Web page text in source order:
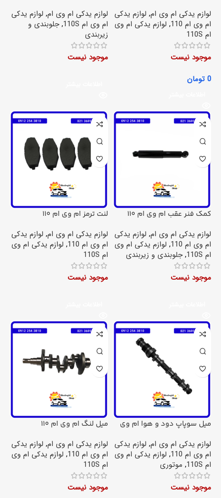
لوازم یدکی ام وی ام, لوازم یدکی
ام وی ام 110
, لوازم یدکی ام وی
ام 110S
موجود نیست
0 تومان
لوازم یدکی ام وی ام, لوازم یدکی
ام وی ام 110S
,جلوبندی و
زیربندی
موجود نیست
کمک فنر عقب ام وی ام 110
لوازم یدکی ام وی ام, لوازم یدکی
ام وی ام 110
, لوازم یدکی ام وی
ام 110S
,جلوبندی و زیربندی
موجود نیست
لنت ترمز ام وی ام 110
لوازم یدکی ام وی ام, لوازم یدکی
ام وی ام 110
, لوازم یدکی ام وی
ام 110S
موجود نیست
میل سوپاپ دود و هوا ام وی
لوازم یدکی ام وی ام, لوازم یدکی
ام وی ام 110
, لوازم یدکی ام وی
ام 110S
, موتوری
موجود نیست
میل لنگ ام وی ام 110
لوازم یدکی ام وی ام, لوازم یدکی
ام وی ام 110
, لوازم یدکی ام وی
ام 110S
موجود نیست